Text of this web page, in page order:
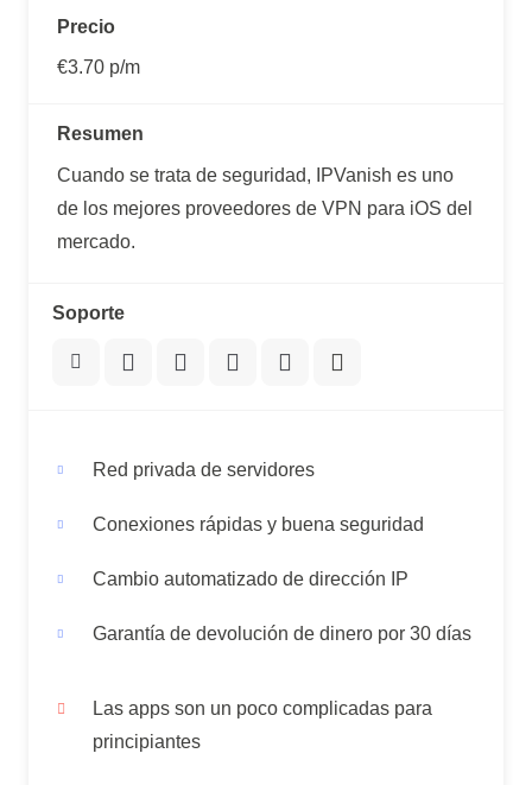
Precio
€3.70 p/m
Resumen
Cuando se trata de seguridad, IPVanish es uno
de los mejores proveedores de VPN para iOS del
mercado.
Soporte
Red privada de servidores
Conexiones rápidas y buena seguridad
Cambio automatizado de dirección IP
Garantía de devolución de dinero por 30 días
Las apps son un poco complicadas para
principiantes